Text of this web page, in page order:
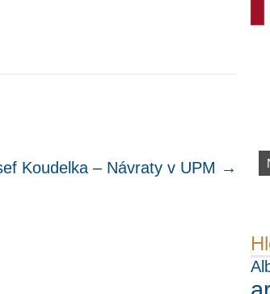
Koudelka – Návraty v UPM →